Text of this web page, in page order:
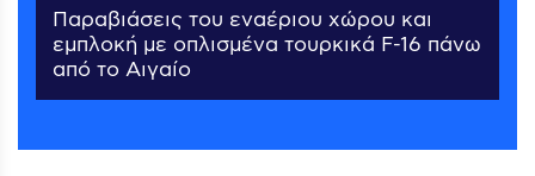
Παραβιάσεις του εναέριου χώρου και
εμπλοκή με οπλισμένα τουρκικά F-16 πάνω
από το Αιγαίο